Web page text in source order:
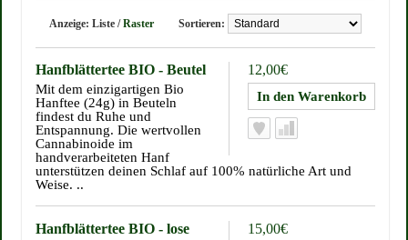
Anzeige: Liste/ Raster Sortieren:
12,00€
Hanfblättertee BIO - Beutel
Mit dem einzigartigen Bio
Hanftee (24g) in Beuteln
findest du Ruhe und
Entspannung. Die wertvollen
Cannabinoide im
handverarbeiteten Hanf
unterstützen deinen Schlaf auf 100% natürliche Art und
Weise. ..
15,00€
Hanfblättertee BIO - lose